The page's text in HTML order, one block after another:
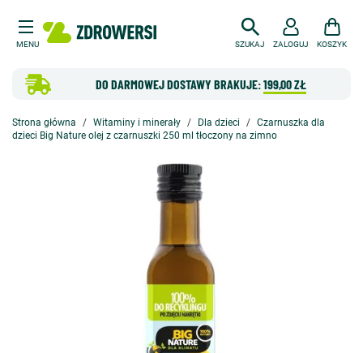
MENU SZUKAJ
DO DARMOWEJ DOSTAWY BRAKUJE:199,00 ZŁ
ZALOGUJ KOSZYK
Strona główna Witaminy i minerały Dla dzieci
Czarnuszka dla
dzieci Big Nature olej z czarnuszki 250 ml tłoczony na zimno